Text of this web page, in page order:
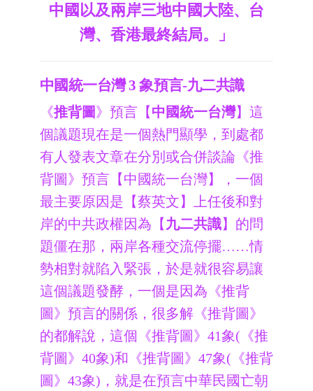
中國以及兩岸三地中國大陸、台
灣、香港最終結局。」
中國統一台灣 3 象預言-九二共識
《推背圖》預言【中國統一台灣】這
個議題現在是一個熱門顯學，到處都
有人發表文章在分別或合併談論《推
背圖》預言【中國統一台灣】，一個
最主要原因是【蔡英文】上任後和對
岸的中共政權因為 【 九二共識】 的問
題僵在那，兩岸各種交流停擺……情
勢相對就陷入緊張，於是就很容易讓
這個議題發酵，一個是因為《推背
圖》預言的關係，很多解《推背圖》
的都解說，這個《推背圖》41象(《推
背圖》40象)和《推背圖》47象(《推背
圖》43象)，就是在預言中華民國亡朝